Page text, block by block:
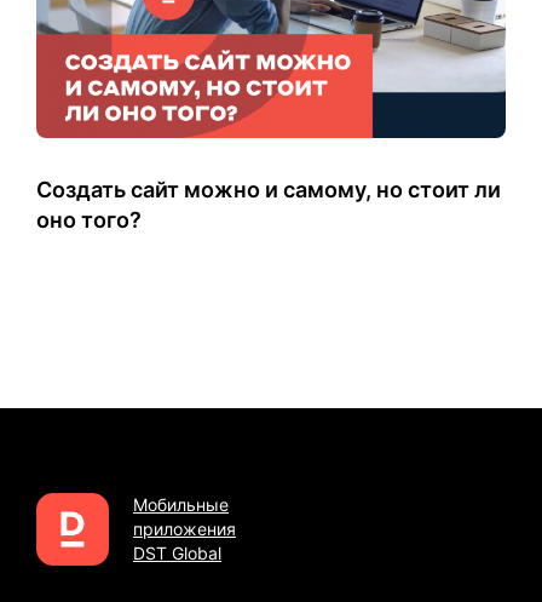
Создать сайт можно и самому, но стоит ли
оно того?
Мобильные
приложения
DST Global